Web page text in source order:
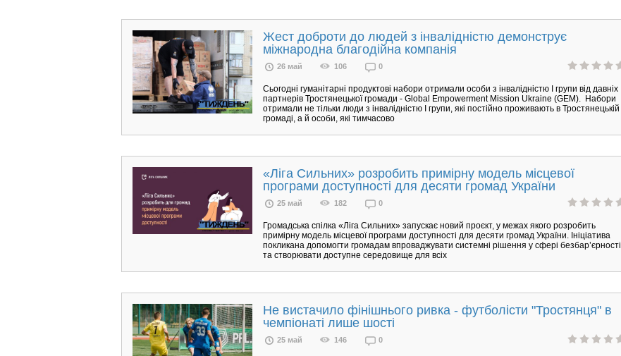
Жест доброти до людей з інвалідністю демонструє
міжнародна благодійна компанія
26 май 106 0
Сьогодні гуманітарні продуктові набори отримали особи з інвалідністю І групи від давніх
партнерів Тростянецької громади - Global Empowerment Mission Ukraine (GEM). Набори
отримали не тільки люди з інвалідністю І групи, які постійно проживають в Тростянецькій
громаді, а й особи, які тимчасово
«Ліга Сильних» розробить примірну модель місцевої
програми доступності для десяти громад України
25 май 182 0
Громадська спілка «Ліга Сильних» запускає новий проєкт, у межах якого розробить
примірну модель місцевої програми доступності для десяти громад України. Ініціатива
покликана допомогти громадам впроваджувати системні рішення у сфері безбар’єрності
та створювати доступне середовище для всіх
Не вистачило фінішнього ривка - футболісти "Тростянця" в
чемпіонаті лише шості
25 май 146 0